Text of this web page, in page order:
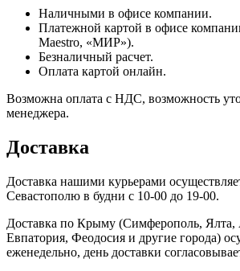
Наличными в офисе компании.
Платежной картой в офисе
Maestro, «МИР»).
Безналичный расчет.
Оплата картой онлайн.
Возможна оплата с НДС, возможность
менеджера.
Доставка
Доставка нашими курьерами
Севастополю в будни с 10-00 до 19-00.
Доставка по Крыму (Симферополь,
Евпатория, Феодосия и другие города)
еженедельно, день доставки